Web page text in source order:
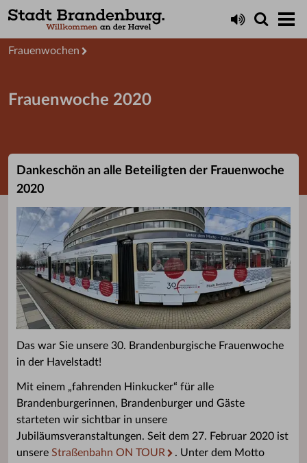
Frauenwochen
Frauenwoche 2020
Dankeschön an alle Beteiligten der Frauenwoche
2020
Das war Sie unsere 30. Brandenburgische Frauenwoche
in der Havelstadt!
Mit einem „fahrenden Hinkucker“ für alle
Brandenburgerinnen, Brandenburger und Gäste
starteten wir sichtbar in unsere
Jubiläumsveranstaltungen. Seit dem 27. Februar 2020 ist
unsere Straßenbahn ON TOUR
. Unter dem Motto